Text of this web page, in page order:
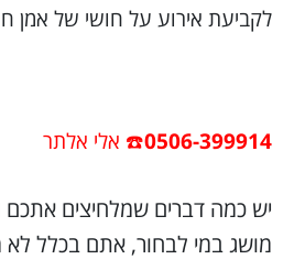
לקביעת אירוע על חושי של אמן
0506-399914☎️ אלי אלתר
יש כמה דברים שמלחיצים אתכם
מושג במי לבחור, אתם בכלל לא